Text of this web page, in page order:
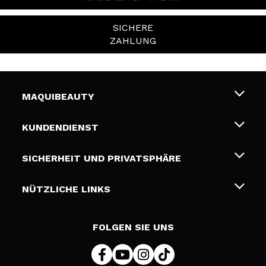
SICHERE
ZAHLUNG
MAQUIBEAUTY
Über uns
Geschenkkarten
KUNDENDIENST
Liefer- und Versandkosten
Zahlung
SICHERHEIT UND PRIVATSPHÄRE
Bedingungen und Datenschutz
NÜTZLICHE LINKS
FOLGEN SIE UNS